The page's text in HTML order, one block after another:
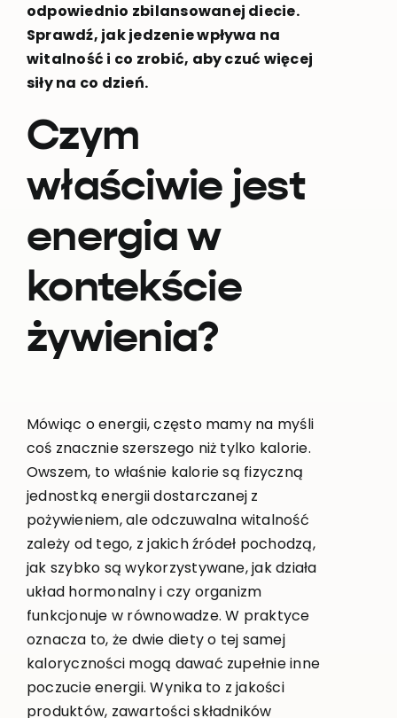
odpowiednio zbilansowanej diecie.
Sprawdź, jak jedzenie wpływa na
witalność i co zrobić, aby czuć więcej
siły na co dzień.
Czym
właściwie jest
energia w
kontekście
żywienia?
Mówiąc o energii, często mamy na myśli
coś znacznie szerszego niż tylko kalorie.
Owszem, to właśnie kalorie są fizyczną
jednostką energii dostarczanej z
pożywieniem, ale odczuwalna witalność
zależy od tego, z jakich źródeł pochodzą,
jak szybko są wykorzystywane, jak działa
układ hormonalny i czy organizm
funkcjonuje w równowadze. W praktyce
oznacza to, że dwie diety o tej samej
kaloryczności mogą dawać zupełnie inne
poczucie energii. Wynika to z jakości
produktów, zawartości składników